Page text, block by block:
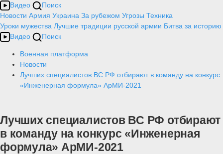
Видео
Поиск
Новости Армия Украина За рубежом Угрозы Техника
Уроки мужества Лучшие традиции русской армии Битва за историю
Видео
Поиск
Военная платформа
Новости
Лучших специалистов ВС РФ отбирают в команду на конкурс
«Инженерная формула» АрМИ-2021
Лучших специалистов ВС РФ отбирают
в команду на конкурс «Инженерная
формула» АрМИ-2021